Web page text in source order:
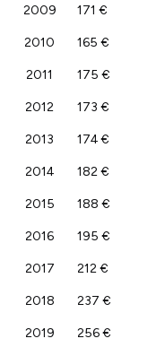
2009 171 €
2010 165 €
2011 175 €
2012 173 €
2013 174 €
2014 182 €
2015 188 €
2016 195 €
2017 212 €
2018 237 €
2019 256 €